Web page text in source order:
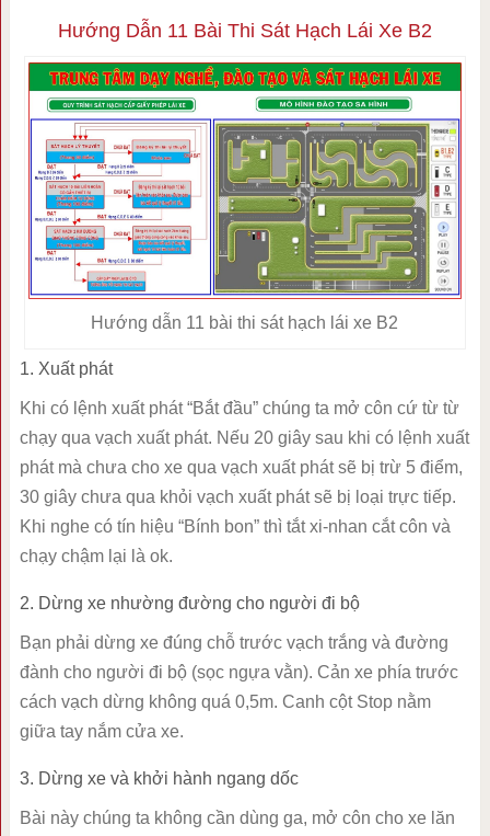
Hướng Dẫn 11 Bài Thi Sát Hạch Lái Xe B2
Hướng dẫn 11 bài thi sát hạch lái xe B2
1. Xuất phát
Khi có lệnh xuất phát “Bắt đầu” chúng ta mở côn cứ từ từ
chạy qua vạch xuất phát. Nếu 20 giây sau khi có lệnh xuất
phát mà chưa cho xe qua vạch xuất phát sẽ bị trừ 5 điểm,
30 giây chưa qua khỏi vạch xuất phát sẽ bị loại trực tiếp.
Khi nghe có tín hiệu “Bính bon” thì tắt xi-nhan cắt côn và
chạy chậm lại là ok.
2. Dừng xe nhường đường cho người đi bộ
Bạn phải dừng xe đúng chỗ trước vạch trắng và đường
đành cho người đi bộ (sọc ngựa vằn). Cản xe phía trước
cách vạch dừng không quá 0,5m. Canh cột Stop nằm
giữa tay nắm cửa xe.
3. Dừng xe và khởi hành ngang dốc
Bài này chúng ta không cần dùng ga, mở côn cho xe lăn